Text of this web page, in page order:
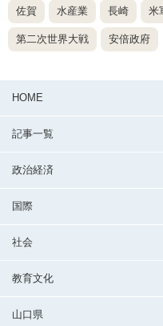
佐賀 水産業 長崎 米
第二次世界大戦 安倍政府
HOME
記事一覧
政治経済
国際
社会
教育文化
山口県